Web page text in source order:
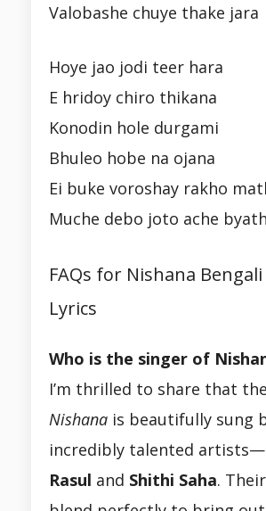
Valobashe chuye thake jara
Hoye jao jodi teer hara
E hridoy chiro thikana
Konodin hole durgami
Bhuleo hobe na ojana
Ei buke voroshay rakho
Muche debo joto ache
FAQs for Nishana
Lyrics
Who is the singer of
I’m thrilled to share that
Nishana is beautifully sung
incredibly talented artists—
Rasul and Shithi Saha.